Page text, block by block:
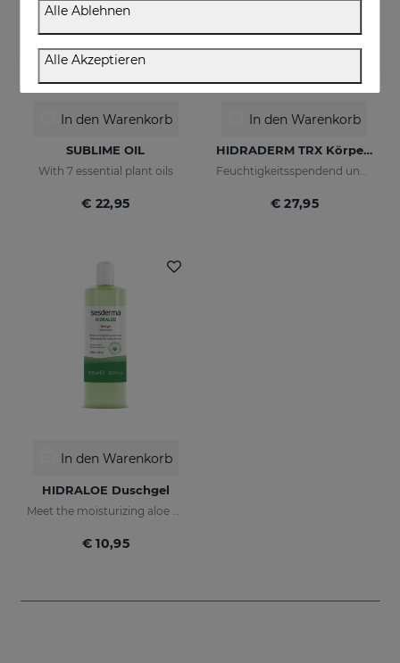
In den Warenkorb
SUBLIME OIL
With 7 essential plant oils
€ 22,95
In den Warenkorb
HIDRADERM TRX Körpermilch
Feuchtigkeitsspendend und klärend, schnell einziehend
€ 27,95
In den Warenkorb
HIDRALOE Duschgel
€ 10,95
Alle Ablehnen
Alle Akzeptieren